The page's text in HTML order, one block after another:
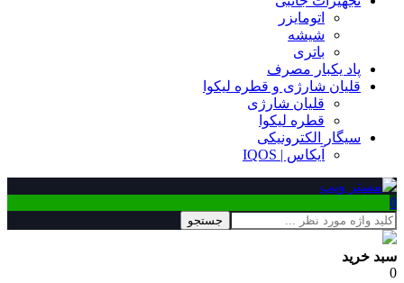
اتومایزر
شیشه
باتری
پاد یکبار مصرف
قلیان شارژی و قطره لیکوا
قلیان شارژی
قطره لیکوا
سیگار الکترونیکی
آیکاس | IQOS
0
جستجو
سبد خرید
0